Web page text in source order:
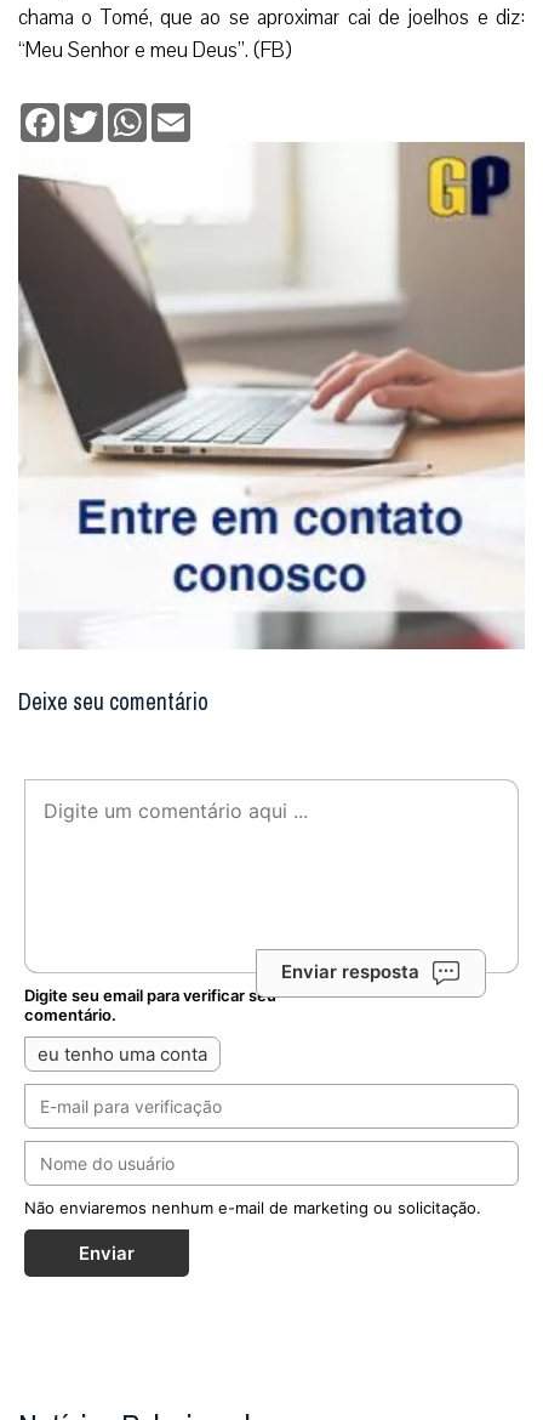
chama o Tomé, que ao se aproximar cai de joelhos e diz:
“Meu Senhor e meu Deus”. (FB)
Facebook
TwitterWhatsApp
Deixe seu comentário
Enviar resposta
Digite seu email para verificar seu
comentário.
eu tenho uma conta
Não enviaremos nenhum e-mail de marketing ou solicitação.
Enviar